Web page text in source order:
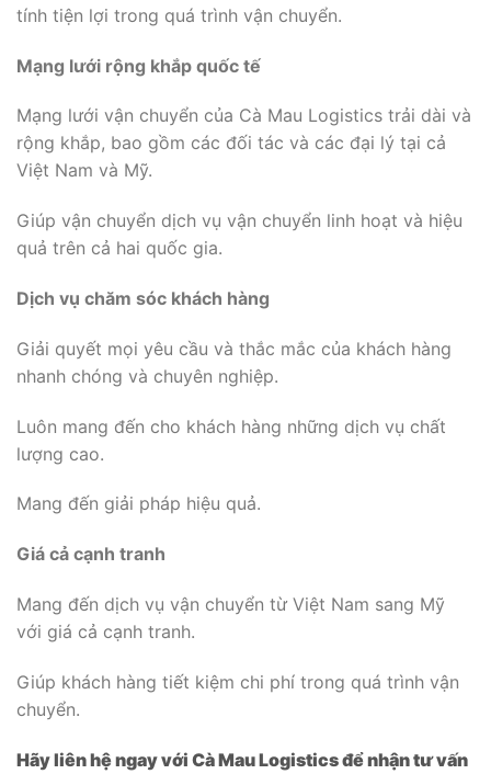
tính tiện lợi trong quá trình vận chuyển.
Mạng lưới rộng khắp quốc tế
Mạng lưới vận chuyển của Cà Mau Logistics trải dài và
rộng khắp, bao gồm các đối tác và các đại lý tại cả
Việt Nam và Mỹ.
Giúp vận chuyển dịch vụ vận chuyển linh hoạt và hiệu
quả trên cả hai quốc gia.
Dịch vụ chăm sóc khách hàng
Giải quyết mọi yêu cầu và thắc mắc của khách hàng
nhanh chóng và chuyên nghiệp.
Luôn mang đến cho khách hàng những dịch vụ chất
lượng cao.
Mang đến giải pháp hiệu quả.
Giá cả cạnh tranh
Mang đến dịch vụ vận chuyển từ Việt Nam sang Mỹ
với giá cả cạnh tranh.
Giúp khách hàng tiết kiệm chi phí trong quá trình vận
chuyển.
Hãy liên hệ ngay với Cà Mau Logistics để nhận tư vấn